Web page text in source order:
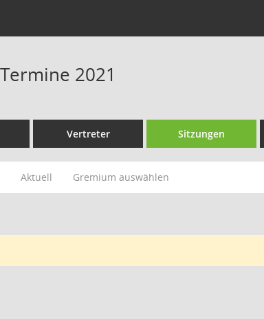
2021
Vertreter Sitzungen
Aktuell Gremium auswählen